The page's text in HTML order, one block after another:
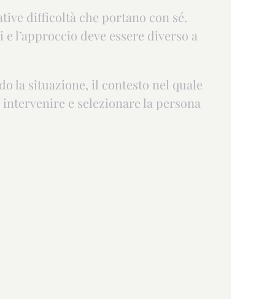
difficoltà che portano con sé.
l’approccio deve essere diverso a
la situazione, il contesto nel quale
e selezionare la persona